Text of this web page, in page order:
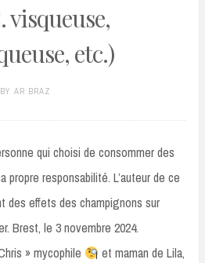
visqueuse,
etc.)
AR BRAZ
qui choisi de consommer des
responsabilité. L’auteur de ce
des effets des champignons sur
Brest, le 3 novembre 2024.
» mycophile
et maman de Lila,